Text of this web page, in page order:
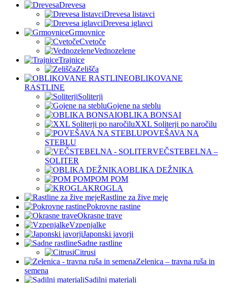
Drevesa
Drevesa listavci
Drevesa iglavci
Grmovnice
Cvetoče
Vednozelene
Trajnice
Zelišča
OBLIKOVANE
RASTLINE
Soliterji
Gojene na steblu
OBLIKA BONSAI
XXL Soliterji po naročilu
POVEŠAVA NA
STEBLU
VEČSTEBELNA –
SOLITER
OBLIKA DEŽNIKA
POM POM
KROGLA
Rastline za žive meje
Pokrovne rastine
Okrasne trave
Vzpenjalke
Japonski javorji
Sadne rastline
Citrusi
Zelenica – travna ruša in
semena
Sadilni materiali